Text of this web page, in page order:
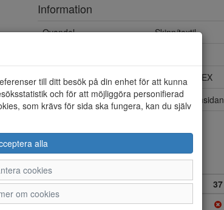
Information
Ovandel
Skinn/textil
Vattentät
Ja, GORE-TEX
Övrigt
Dragkedja insidan
34 35 36 37
till ditt besök på din enhet för att kunna
och för att möjliggöra personifierad
som krävs för sida ska fungera, kan du själv
alla
cookies
om cookies